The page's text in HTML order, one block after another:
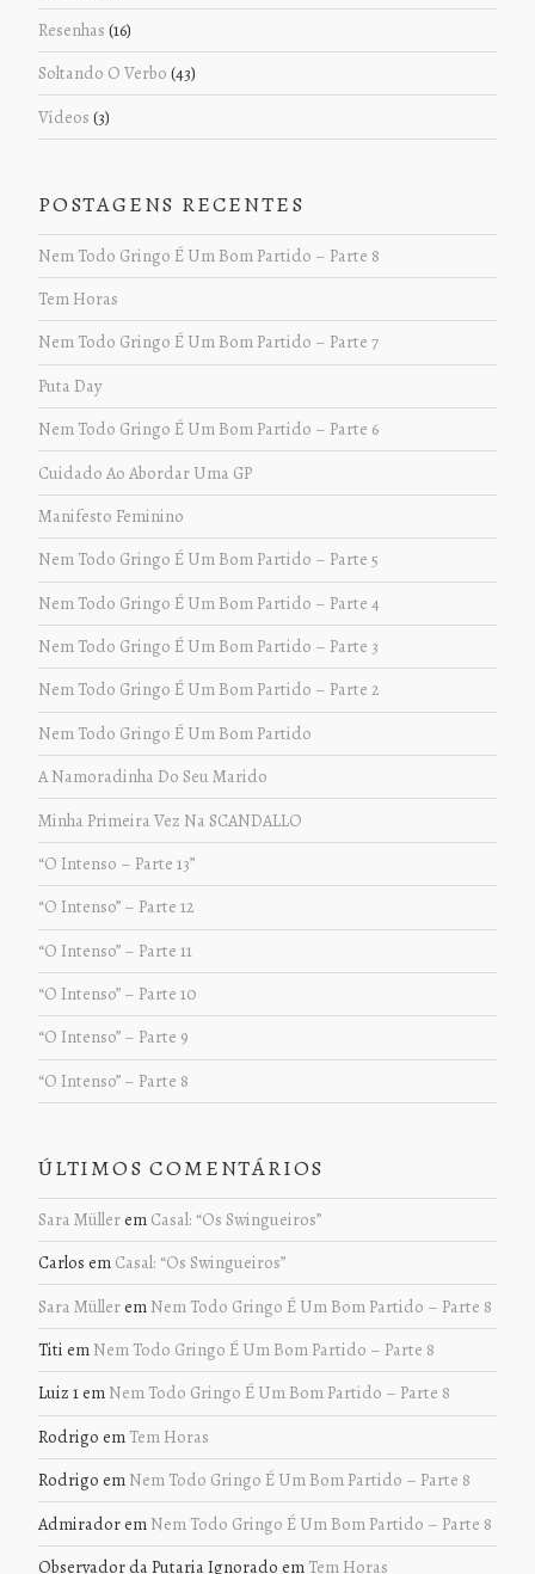
Resenhas (16)
Soltando O Verbo (43)
Vídeos (3)
POSTAGENS RECENTES
Nem Todo Gringo É Um Bom Partido – Parte 8
Tem Horas
Nem Todo Gringo É Um Bom Partido – Parte 7
Puta Day
Nem Todo Gringo É Um Bom Partido – Parte 6
Cuidado Ao Abordar Uma GP
Manifesto Feminino
Nem Todo Gringo É Um Bom Partido – Parte 5
Nem Todo Gringo É Um Bom Partido – Parte 4
Nem Todo Gringo É Um Bom Partido – Parte 3
Nem Todo Gringo É Um Bom Partido – Parte 2
Nem Todo Gringo É Um Bom Partido
A Namoradinha Do Seu Marido
Minha Primeira Vez Na SCANDALLO
“O Intenso – Parte 13”
“O Intenso” – Parte 12
“O Intenso” – Parte 11
“O Intenso” – Parte 10
“O Intenso” – Parte 9
“O Intenso” – Parte 8
ÚLTIMOS COMENTÁRIOS
Sara Müllerem Casal: “Os Swingueiros”
Carlos em Casal: “Os Swingueiros”
Sara Müllerem Nem Todo Gringo É Um Bom Partido – Parte 8
Titi em Nem Todo Gringo É Um Bom Partido – Parte 8
Luiz 1em Nem Todo Gringo É Um Bom Partido – Parte 8
Rodrigo em Tem Horas
Rodrigo em Nem Todo Gringo É Um Bom Partido – Parte 8
Admiradorem Nem Todo Gringo É Um Bom Partido – Parte 8
Observador da Putaria Ignorado em Tem Horas